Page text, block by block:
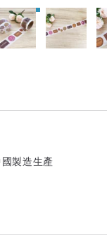
製造生產